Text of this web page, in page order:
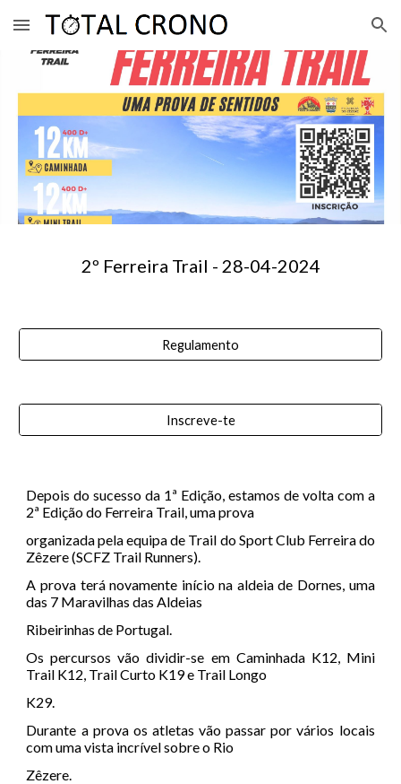
Skip to main content Skip to navigation
2º Ferreira Trail - 28-04-2024
Regulamento
Inscreve-te
Depois do sucesso da 1ª Edição, estamos de volta com a
2ª Edição do Ferreira Trail, uma prova
organizada pela equipa de Trail do Sport Club Ferreira do
Zêzere (SCFZ Trail Runners).
A prova terá novamente início na aldeia de Dornes, uma
das 7 Maravilhas das Aldeias
Ribeirinhas de Portugal.
Os percursos vão dividir-se em Caminhada K12, Mini
Trail K12, Trail Curto K19 e Trail Longo
K29.
Durante a prova os atletas vão passar por vários locais
com uma vista incrível sobre o Rio
Zêzere.